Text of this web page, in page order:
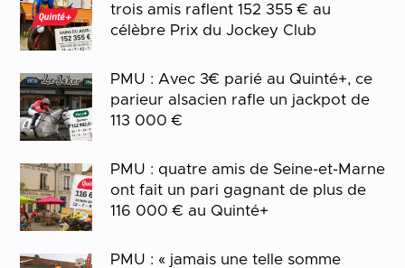
trois amis raflent 152 355 € au
célèbre Prix du Jockey Club
PMU : Avec 3€ parié au Quinté+, ce
parieur alsacien rafle un jackpot de
113 000 €
PMU : quatre amis de Seine-et-Marne
ont fait un pari gagnant de plus de
116 000 € au Quinté+
PMU : « jamais une telle somme